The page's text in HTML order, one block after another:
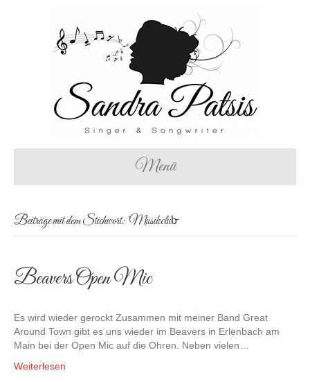
Menü
Beiträge mit dem Stichwort: ‘Musikclub̵
Beavers Open Mic
Es wird wieder gerockt Zusammen mit meiner Band Great
Around Town gibt es uns wieder im Beavers in Erlenbach am
Main bei der Open Mic auf die Ohren. Neben vielen…
Weiterlesen